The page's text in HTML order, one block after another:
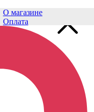
О магазине
Оплата